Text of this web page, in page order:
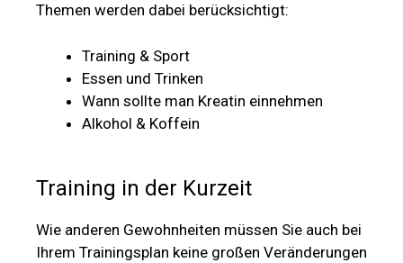
Themen werden dabei berücksichtigt:
Training & Sport
Essen und Trinken
Wann sollte man Kreatin einnehmen
Alkohol & Koffein
Training in der Kurzeit
Wie anderen Gewohnheiten müssen Sie auch bei
Ihrem Trainingsplan keine großen Veränderungen